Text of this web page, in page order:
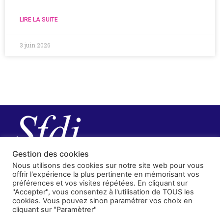
LIRE LA SUITE
3 juin 2026
Gestion des cookies
Nous utilisons des cookies sur notre site web pour vous
offrir l'expérience la plus pertinente en mémorisant vos
préférences et vos visites répétées. En cliquant sur
"Accepter", vous consentez à l'utilisation de TOUS les
cookies. Vous pouvez sinon paramétrer vos choix en
cliquant sur "Paramètrer"